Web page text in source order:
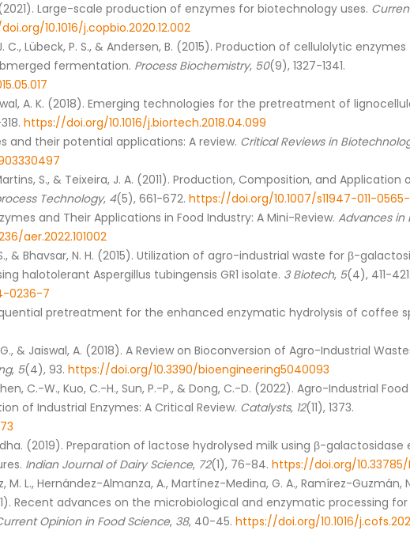
(2021). Large-scale production of enzymes for biotechnology uses.
10.1016/j.copbio.2020.12.002
C., Lübeck, P. S., & Andersen, B. (2015). Production of cellulolytic
fermentation. Process Biochemistry, 50(9), 1327-1341.
A. K. (2018). Emerging technologies for the pretreatment of
https://doi.org/10.1016/j.biortech.2018.04.099
and their potential applications: A review. Critical Reviews in
S., & Teixeira, J. A. (2011). Production, Composition, and
Technology, 4(5), 661-672. https://doi.org/10.1007/s11947-011-
and Their Applications in Food Industry: A Mini-Review. Advances in
aer.2022.101002
S., & Bhavsar, N. H. (2015). Utilization of agro-industrial waste for β-
halotolerant Aspergillus tubingensis GR1 isolate. 3 Biotech, 5(4), 411-421.
0236-7
pretreatment for the enhanced enzymatic hydrolysis of coffee
G., & Jaiswal, A. (2018). A Review on Bioconversion of Agro-Industrial
, 5(4), 93. https://doi.org/10.3390/bioengineering5040093
C.-W., Kuo, C.-H., Sun, P.-P., & Dong, C.-D. (2022). Agro-Industrial
of Industrial Enzymes: A Critical Review. Catalysts, 12(11), 1373.
(2019). Preparation of lactose hydrolysed milk using β-
Indian Journal of Dairy Science, 72(1), 76-84. https://doi.org/10.33785/
M. L., Hernández-Almanza, A., Martínez-Medina, G. A., Ramírez-Guzmán,
Recent advances on the microbiological and enzymatic processing
Opinion in Food Science, 38, 40-45. https://doi.org/10.1016/